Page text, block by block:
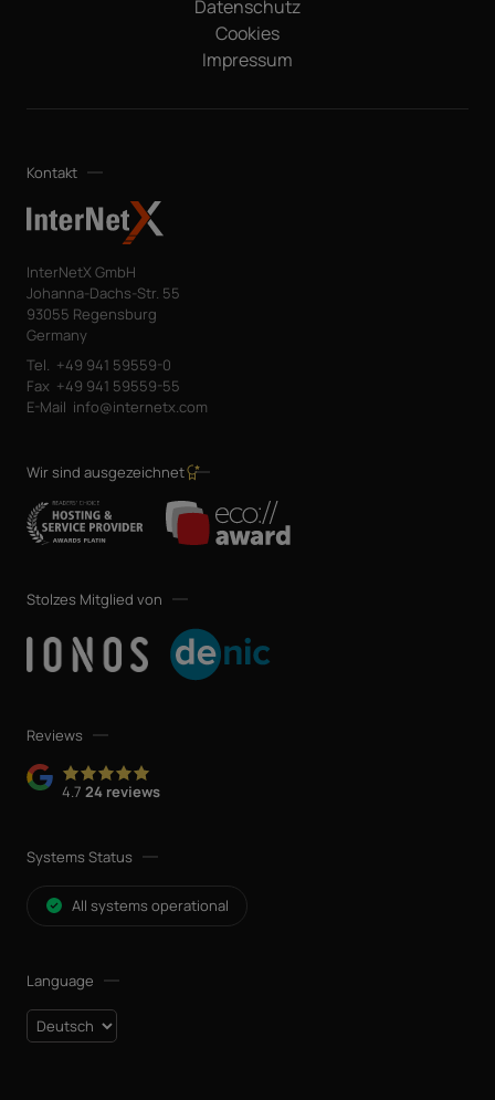
Datenschutz
Cookies
Impressum
Kontakt
InterNetX GmbH
Johanna-Dachs-Str. 55
93055 Regensburg
Germany
Tel. +49 941 59559-0
Fax +49 941 59559-55
E-Mail info@internetx.com
Wir sind ausgezeichnet
Stolzes Mitglied von
Reviews
4.7 24 reviews
Systems Status
All systems operational
Language